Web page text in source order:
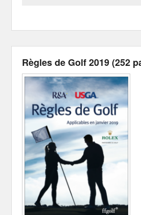
Règles de Golf 2019 (252